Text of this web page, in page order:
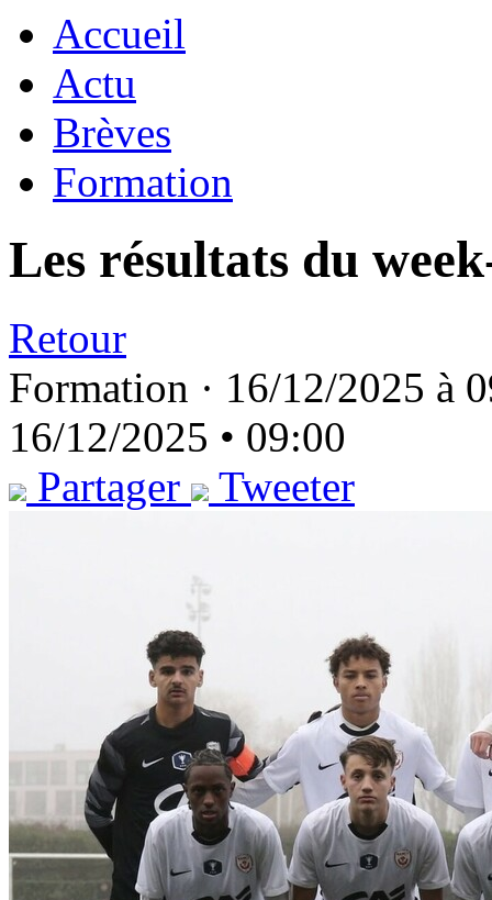
Accueil
Actu
Brèves
Formation
Les résultats du
Retour
Formation · 16/12/2025 à
16/12/2025 • 09:00
Partager
Tweeter